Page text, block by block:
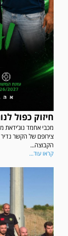
חיזוק כפול
מכבי אחמד
צירופם של הקשר
הקבוצה...
קראו עוד...